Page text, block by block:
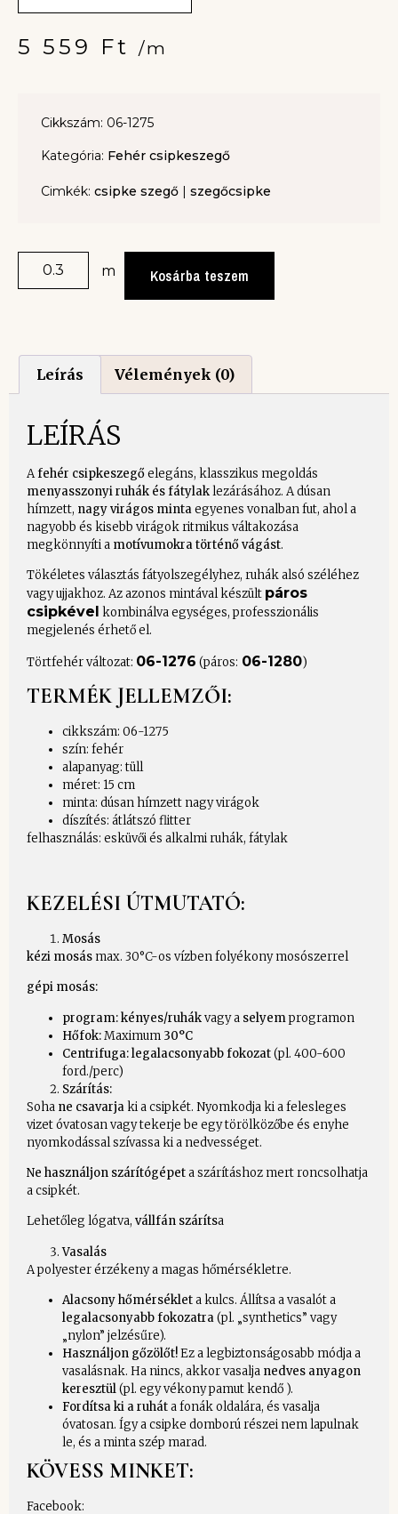
5 559 Ft /m
Cikkszám: 06-1275
Kategória: Fehér csipkeszegő
Cimkék: csipke szegő | szegőcsipke
m Kosárba teszem
Leírás Vélemények (0)
LEÍRÁS
Afehér csipkeszegőelegáns, klasszikus megoldás
menyasszonyi ruhák és fátylaklezárásához. A dúsan
hímzett, nagy virágos mintaegyenes vonalban fut, ahol a
nagyobb és kisebb virágok ritmikus váltakozása
megkönnyíti a motívumokra történő vágást.
Tökéletes választás fátyolszegélyhez, ruhák alsó széléhez
vagy ujjakhoz. Az azonos mintával készült páros
csipkével kombinálva egységes, professzionális
megjelenés érhető el.
Törtfehér változat: 06-1276 (páros: 06-1280)
TERMÉK JELLEMZŐI:
cikkszám: 06-1275
szín: fehér
alapanyag: tüll
méret: 15 cm
minta: dúsan hímzett nagy virágok
díszítés: átlátszó flitter
felhasználás: esküvői és alkalmi ruhák, fátylak
KEZELÉSI ÚTMUTATÓ:
Mosás
kézi mosásmax. 30°C-os vízben folyékony mosószerrel
gépi mosás:
program: kényes/ruhákvagy a selyemprogramon
Hőfok:Maximum 30°C
Centrifuga:legalacsonyabb fokozat(pl. 400-600
ford./perc)
Szárítás:
Soha ne csavarja ki a csipkét. Nyomkodja ki a felesleges
vizet óvatosan vagy tekerje be egy törölközőbe és enyhe
nyomkodással szívassa ki a nedvességet.
Ne használjon szárítógépeta szárításhoz mert roncsolhatja
a csipkét.
Lehetőleg lógatva, vállfán szárítsa
Vasalás
A polyester érzékeny a magas hőmérsékletre.
Alacsony hőmérsékleta kulcs. Állítsa a vasalót a
legalacsonyabb fokozatra(pl. „synthetics” vagy
„nylon” jelzésűre).
Használjon gőzölőt!Ez a legbiztonságosabb módja a
vasalásnak. Ha nincs, akkor vasalja nedves anyagon
keresztül(pl. egy vékony pamut kendő ).
Fordítsa ki a ruháta fonák oldalára, és vasalja
óvatosan. Így a csipke domború részei nem lapulnak
le, és a minta szép marad.
KÖVESS MINKET:
Facebook: